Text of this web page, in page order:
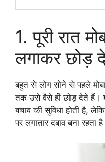
1. पूरी रात
लगाकर छोड़
बहुत से लोग सोने से पहले
तक उसे वैसे ही छोड़ देते हैं।
बचाव की सुविधा होती है,
पर लगातार दबाव बना रहता